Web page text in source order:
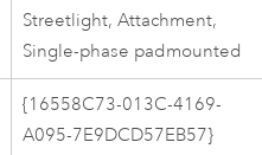
Streetlight, Attachment,
Single-phase padmounted
{16558C73-013C-4169-
A095-7E9DCD57EB57}